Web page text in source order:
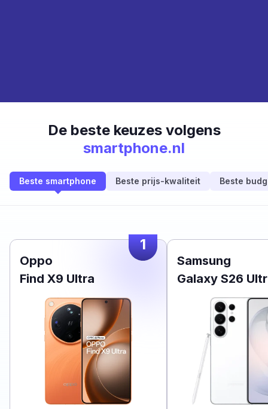
De beste keuzes volgens
smartphone.nl
Beste smartphone Beste prijs-kwaliteit Beste
1
Oppo
Find X9 Ultra
Samsung
Galaxy S26